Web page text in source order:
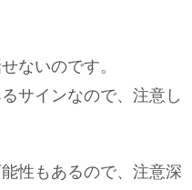
ないのです。
サインなので、注意し
性もあるので、注意深